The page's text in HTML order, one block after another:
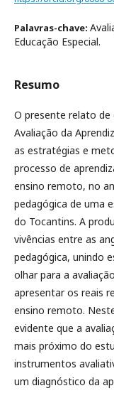
Palavras-chave:
Educação Especial.
Resumo
O presente relato de
Avaliação da
as estratégias e
processo de
ensino remoto, no
pedagógica de uma
do Tocantins. A
vivências entre as
pedagógica, unindo
olhar para a
apresentar os reais
ensino remoto.
evidente que a
mais próximo do
instrumentos
um diagnóstico da